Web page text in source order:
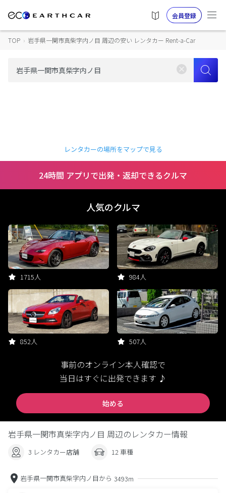
会員登録
TOP › 岩手県一関市真柴字内ノ目 周辺の安い レンタカー Rent-a-Car
レンタカーの場所をマップで見る
24時間 アプリで出発・返却できるクルマ
人気のクルマ
1715人 984人
852人 507人
事前のオンライン本人確認で
当日はすぐに出発できます ♪
始める
岩手県一関市真柴字内ノ目 周辺のレンタカー情報
3 レンタカー店舗 12 車種
岩手県一関市真柴字内ノ目から 3493m